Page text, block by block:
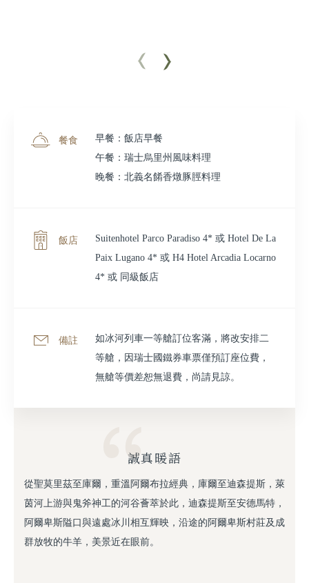
餐食
早餐：飯店早餐
午餐：瑞士烏里州風味料理
晚餐：北義名餚香燉豚脛料理
飯店
Suitenhotel Parco Paradiso 4* 或 Hotel De La
Paix Lugano 4* 或 H4 Hotel Arcadia Locarno
4* 或 同級飯店
備註
如冰河列車一等艙訂位客滿，將改安排二
等艙，因瑞士國鐵券車票僅預訂座位費，
無艙等價差恕無退費，尚請見諒。
誠真暖語
從聖莫里茲至庫爾，重溫阿爾布拉經典，庫爾至迪森提斯，萊
茵河上游與鬼斧神工的河谷薈萃於此，迪森提斯至安德馬特，
阿爾卑斯隘口與遠處冰川相互輝映，沿途的阿爾卑斯村莊及成
群放牧的牛羊，美景近在眼前。